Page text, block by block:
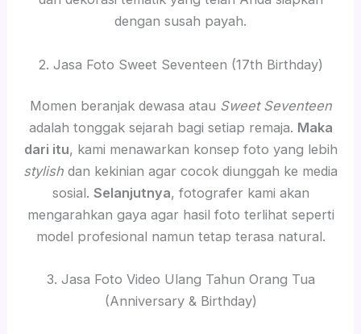
dengan susah payah.
2. Jasa Foto Sweet Seventeen (17th Birthday)
Momen beranjak dewasa atau Sweet Seventeen
adalah tonggak sejarah bagi setiap remaja. Maka
dari itu, kami menawarkan konsep foto yang lebih
stylish dan kekinian agar cocok diunggah ke media
sosial. Selanjutnya, fotografer kami akan
mengarahkan gaya agar hasil foto terlihat seperti
model profesional namun tetap terasa natural.
3. Jasa Foto Video Ulang Tahun Orang Tua
(Anniversary & Birthday)